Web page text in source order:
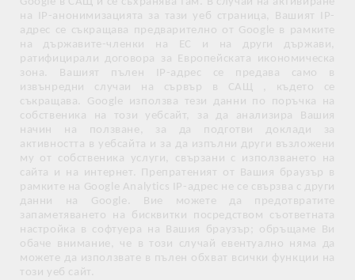
на IP-анонимизацията за тази уеб страница, Вашият IP-
адрес се съкращава предварително от Google в рамките
на държавите-членки на ЕС и на други държави,
ратифицирали договора за Европейската икономическа
зона. Вашият пълен IP-адрес се предава само в
извънредни случаи на сървър в САЩ , където се
съкращава. Google използва тези данни по поръчка на
собственика на този уебсайт, за да анализира Вашия
начин на ползване, за да подготви доклади за
активността в уебсайта и за да изпълни други възложени
му от собственика услуги, свързани с използването на
сайта и на интернет. Препратеният от Вашия браузър в
рамките на Google Analytics IP-адрес не се свързва с други
данни на Google. Вие можете да предотвратите
запаметяването на бисквитки посредством съответната
настройка в софтуера на Вашия браузър; обръщаме Ви
обаче внимание, че в този случай евентуално няма да
можете да използвате в пълен обхват всички функции на
този уеб сайт.